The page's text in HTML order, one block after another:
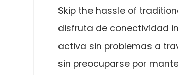
Skip the hassle of
disfruta de conectividad
activa sin problemas a
sin preocuparse por